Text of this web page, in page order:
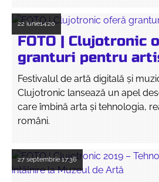
22 iunie14:20
FOTO | Clujotronic
granturi pentru
Festivalul de artă digitală și
Clujotronic lansează un apel
care îmbină arta și tehnologia,
români.
27 septembrie17:36